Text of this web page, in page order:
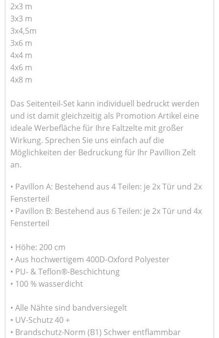
2x3 m
3x3 m
3x4,5m
3x6 m
4x4 m
4x6 m
4x8 m
Das Seitenteil-Set kann individuell bedruckt werden
und ist damit gleichzeitig als Promotion Artikel eine
ideale Werbefläche für Ihre Faltzelte mit großer
Wirkung. Sprechen Sie uns einfach auf die
Möglichkeiten der Bedruckung für Ihr Pavillion Zelt
an.
• Pavillon A: Bestehend aus 4 Teilen: je 2x Tür und 2x
Fensterteil
• Pavillon B: Bestehend aus 6 Teilen: je 2x Tür und 4x
Fensterteil
• Höhe: 200 cm
• Aus hochwertigem 400D-Oxford Polyester
• PU- & Teflon®-Beschichtung
• 100 % wasserdicht
• Alle Nähte sind bandversiegelt
• UV-Schutz 40 +
• Brandschutz-Norm (B1) Schwer entflammbar